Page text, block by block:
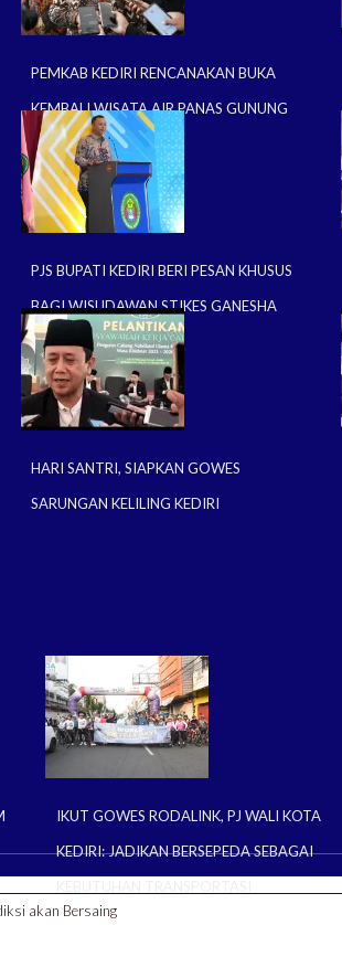
PEMKAB KEDIRI RENCANAKAN BUKA
KEMBALI WISATA AIR PANAS GUNUNG
KELUD
PJS BUPATI KEDIRI BERI PESAN KHUSUS
BAGI WISUDAWAN STIKES GANESHA
HUSADA
HARI SANTRI, SIAPKAN GOWES
SARUNGAN KELILING KEDIRI
IKUT GOWES RODALINK, PJ WALI KOTA
KEDIRI: JADIKAN BERSEPEDA SEBAGAI
akan Bersaing